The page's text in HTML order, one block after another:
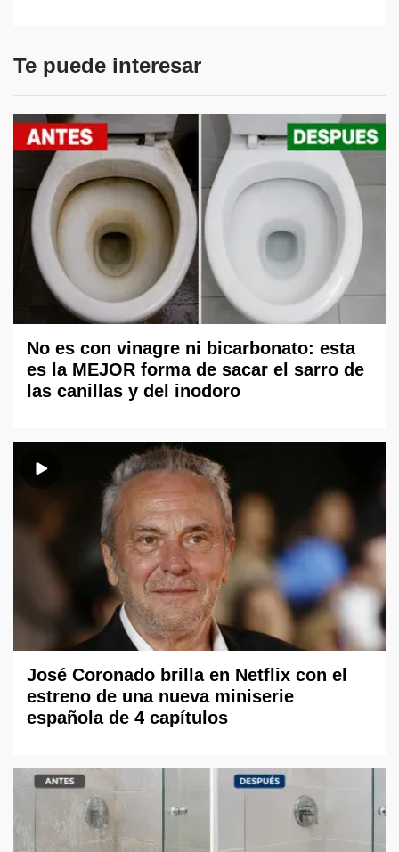
Te puede interesar
No es con vinagre ni bicarbonato: esta
es la MEJOR forma de sacar el sarro de
las canillas y del inodoro
José Coronado brilla en Netflix con el
estreno de una nueva miniserie
española de 4 capítulos